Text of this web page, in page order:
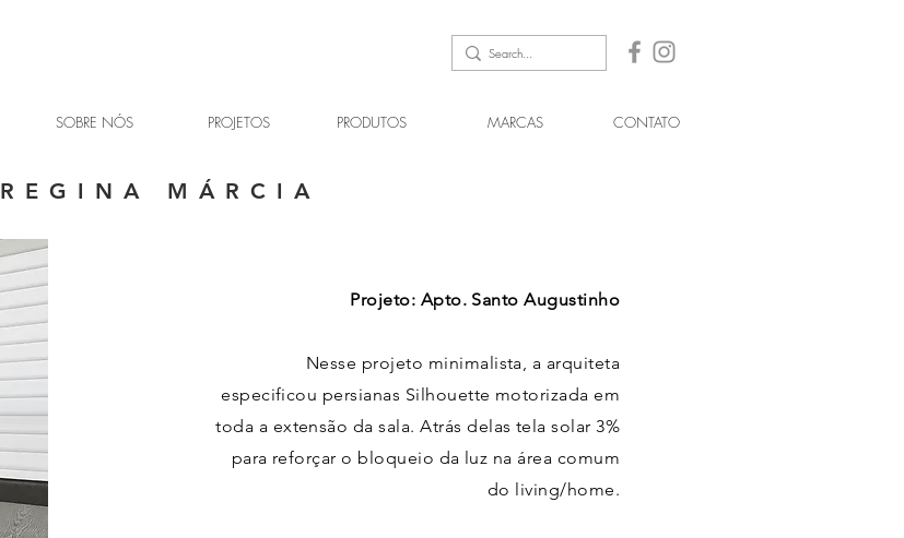
SOBRE NÓS PROJETOS PRODUTOS MARCAS CONTATO
REGINA MÁRCIA
Projeto: Apto. SantoAugustinho
Nesse projeto minimalista, a arquiteta
especificou persianas Silhouette motorizada em
toda a extensão da sala. Atrás delas tela solar 3%
para reforçar o bloqueio da luz na área comum
do living/home.